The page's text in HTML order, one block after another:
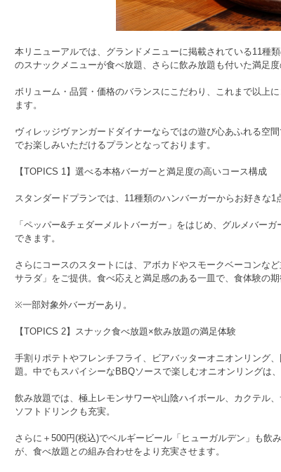
本リニューアルでは、グランドメニューに掲載されている11種
のスナックメニューが食べ放題、さらに飲み放題も付いた満足度
ボリューム・品質・価格のバランスにこだわり、これまで以上
ます。
ヴィレッジヴァンガードダイナーならではの遊び心あふれる空
でお楽しみいただけるプランとなっております。
【TOPICS 1】選べる本格バーガーと満足度の高いコース構成
スタンダードプランでは、11種類のハンバーガーからお好きな1
「ペッパー&チェダーメルトバーガー」をはじめ、グルメバー
できます。
さらにコースのスタートには、アボカドやスモークベーコンな
サラダ」をご提供。食べ応えと満足感のある一皿で、食体験の期
※一部対象外バーガーあり。
【TOPICS 2】スナック食べ放題×飲み放題の満足体験
手割りポテトやフレンチフライ、ビアバッターオニオンリング
題。中でもスパイシーなBBQソースで楽しむオニオンリングは
飲み放題では、極上レモンサワーや山陰ハイボール、カクテル
ソフトドリンクも充実。
さらに＋500円(税込)でベルギービール「ヒューガルデン」も飲
が、食べ放題との組み合わせをより充実させます。